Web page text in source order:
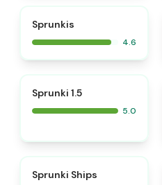
Sprunkis
4.6
Sprunki 1.5
5.0
Sprunki Ships